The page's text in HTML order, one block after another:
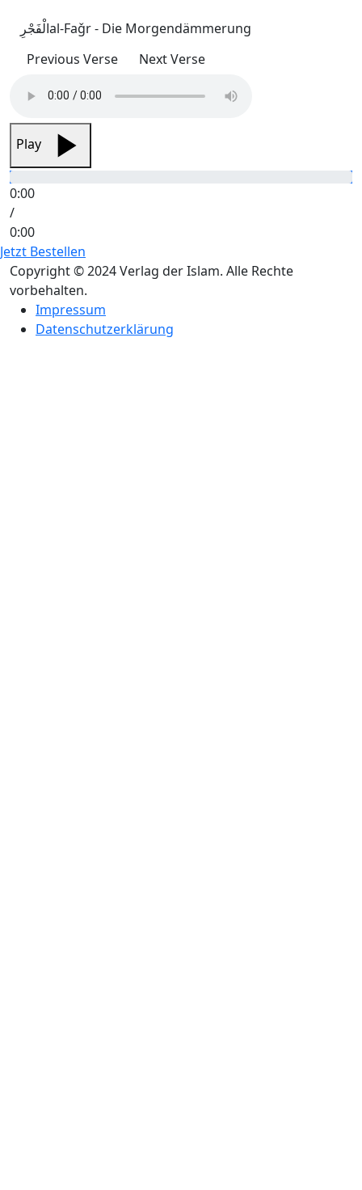
الْفَجْرِal-Faǧr - Die Morgendämmerung
Previous Verse
Next Verse
Play
0:00
/
0:00
Jetzt Bestellen
Copyright © 2024 Verlag der Islam. Alle Rechte
vorbehalten.
Impressum
Datenschutzerklärung